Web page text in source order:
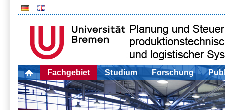
Fachgebiet Studium Forschung